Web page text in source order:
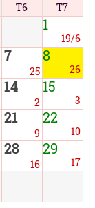
T6 T7
1
19/6
7
25
8
26
14
2
15
3
21
9
22
10
28
16
29
17